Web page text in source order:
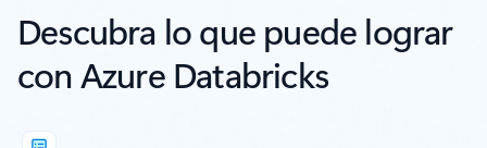
Descubra lo que puede lograr
con Azure Databricks